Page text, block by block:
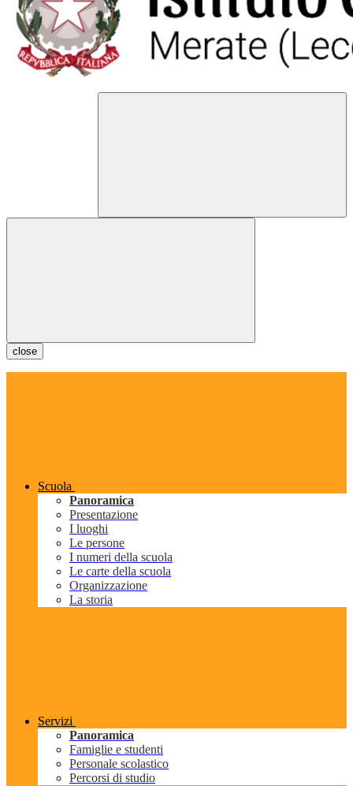
close
Scuola
Panoramica
Presentazione
I luoghi
Le persone
I numeri della scuola
Le carte della scuola
Organizzazione
La storia
Servizi
Panoramica
Famiglie e studenti
Personale scolastico
Percorsi di studio